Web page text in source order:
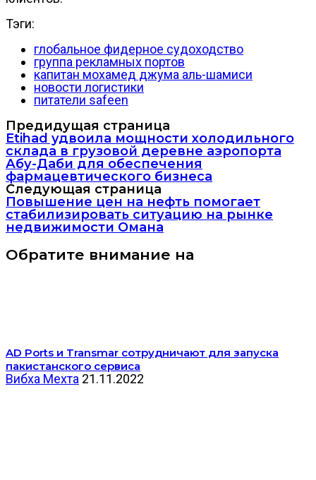
Тэги:
глобальное фидерное судоходство
группа рекламных портов
капитан мохамед джума аль-шамиси
новости логистики
питатели safeen
Предидущая страница
Etihad удвоила мощности холодильного
склада в грузовой деревне аэропорта
Абу-Даби для обеспечения
фармацевтического бизнеса
Следующая страница
Повышение цен на нефть помогает
стабилизировать ситуацию на рынке
недвижимости Омана
Обратите внимание на
AD Ports и Transmar сотрудничают для запуска
пакистанского сервиса
Вибха Мехта 21.11.2022